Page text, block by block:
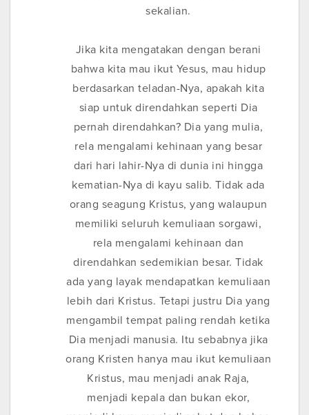
sekalian.
Jika kita mengatakan dengan berani
bahwa kita mau ikut Yesus, mau hidup
berdasarkan teladan-Nya, apakah kita
siap untuk direndahkan seperti Dia
pernah direndahkan? Dia yang mulia,
rela mengalami kehinaan yang besar
dari hari lahir-Nya di dunia ini hingga
kematian-Nya di kayu salib. Tidak ada
orang seagung Kristus, yang walaupun
memiliki seluruh kemuliaan sorgawi,
rela mengalami kehinaan dan
direndahkan sedemikian besar. Tidak
ada yang layak mendapatkan kemuliaan
lebih dari Kristus. Tetapi justru Dia yang
mengambil tempat paling rendah ketika
Dia menjadi manusia. Itu sebabnya jika
orang Kristen hanya mau ikut kemuliaan
Kristus, mau menjadi anak Raja,
menjadi kepala dan bukan ekor,